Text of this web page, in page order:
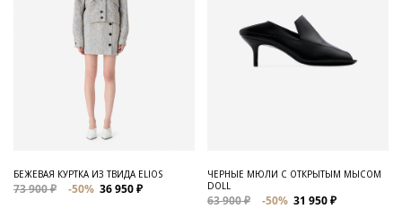
Распродажа
БЕЖЕВАЯ КУРТКА ИЗ ТВИДА ELIOS
73 900 ₽ -50% 36 950 ₽
ЧЕРНЫЕ МЮЛИ С ОТКРЫТЫМ МЫСОМ
DOLL
63 900 ₽ -50% 31 950 ₽